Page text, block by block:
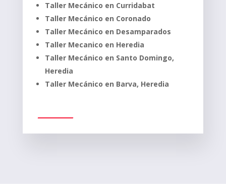
Taller Mecánico en Curridabat
Taller Mecánico en Coronado
Taller Mecánico en Desamparados
Taller Mecanico en Heredia
Taller Mecánico en Santo Domingo,
Heredia
Taller Mecánico en Barva, Heredia